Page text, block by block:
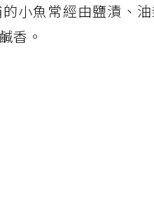
小魚常經由鹽漬、
香。